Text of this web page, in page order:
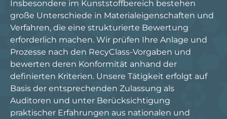
Insbesondere im Kunststoffbereich bestehen
große Unterschiede in Materialeigenschaften und
Verfahren, die eine strukturierte Bewertung
erforderlich machen. Wir prüfen Ihre Anlage und
Prozesse nach den RecyClass-Vorgaben und
bewerten deren Konformität anhand der
definierten Kriterien. Unsere Tätigkeit erfolgt auf
Basis der entsprechenden Zulassung als
Auditoren und unter Berücksichtigung
praktischer Erfahrungen aus nationalen und